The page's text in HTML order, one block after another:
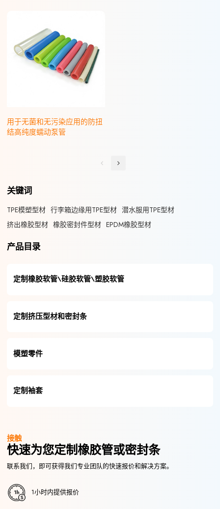
用于无菌和无污染应用的防扭
结高纯度蠕动泵管
关键词
TPE模塑型材 行李箱边缘用TPE型材 潜水服用TPE型材
挤出橡胶型材 橡胶密封件型材 EPDM橡胶型材
产品目录
定制橡胶软管\硅胶软管\塑胶软管
定制挤压型材和密封条
模塑零件
定制袖套
接触
快速为您定制橡胶管或密封条
联系我们，即可获得我们专业团队的快速报价和解决方案。
1小时内提供报价